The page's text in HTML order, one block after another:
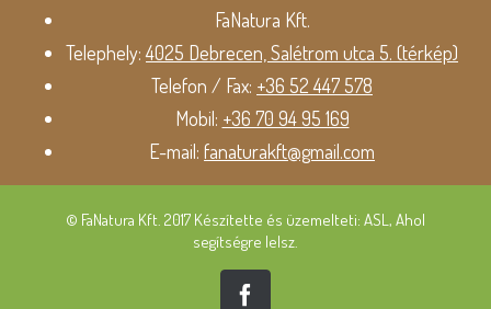
FaNatura Kft.
Telephely:4025 Debrecen, Salétrom utca 5. (térkép)
Telefon / Fax: +36 52 447 578
Mobil: +36 70 94 95 169
E-mail: fanaturakft@gmail.com
© FaNatura Kft. 2017 Készítette és üzemelteti: ASL, Ahol
segítségre lelsz.